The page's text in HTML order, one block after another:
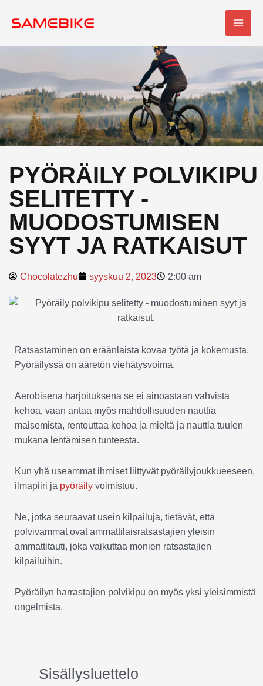
sisältöön
PYÖRÄILY POLVIKIPU
SELITETTY -
MUODOSTUMISEN
SYYT JA RATKAISUT
Chocolatezhu syyskuu 2, 2023 2:00 am
Ratsastaminen on eräänlaista kovaa työtä ja kokemusta.
Pyöräilyssä on ääretön viehätysvoima.
Aerobisena harjoituksena se ei ainoastaan vahvista
kehoa, vaan antaa myös mahdollisuuden nauttia
maisemista, rentouttaa kehoa ja mieltä ja nauttia tuulen
mukana lentämisen tunteesta.
Kun yhä useammat ihmiset liittyvät pyöräilyjoukkueeseen,
ilmapiiri ja pyöräily voimistuu.
Ne, jotka seuraavat usein kilpailuja, tietävät, että
polvivammat ovat ammattilaisratsastajien yleisin
ammattitauti, joka vaikuttaa monien ratsastajien
kilpailuihin.
Pyöräilyn harrastajien polvikipu on myös yksi yleisimmistä
ongelmista.
Sisällysluettelo